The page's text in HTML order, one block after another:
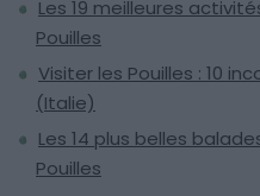
Les 19 meilleures
Pouilles
Visiter les Pouilles : 10
(Italie)
Les 14 plus belles
Pouilles